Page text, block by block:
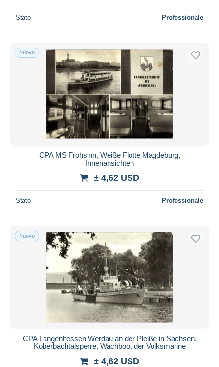
Stato Professionale
Nuovo
CPA MS Frohsinn, Weiße Flotte Magdeburg,
Innenansichten
± 4,62 USD
Stato Professionale
Nuovo
CPA Langenhessen Werdau an der Pleiße in Sachsen,
Koberbachtalsperre, Wachboot der Volksmarine
± 4,62 USD